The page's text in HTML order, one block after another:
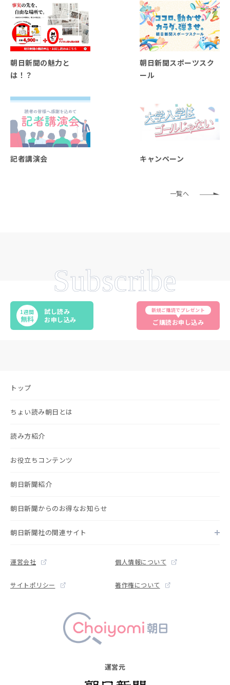
朝日新聞の魅力と
は！？
朝日新聞スポーツスク
ール
記者講演会 キャンペーン
一覧へ
Subscribe
1週間
無料
試し読み
お申し込み
新規ご購読でプレゼント
ご購読お申し込み
運営元
トップ
ちょい読み朝日とは
読み方紹介
お役立ちコンテンツ
朝日新聞紹介
朝日新聞からのお得なお知らせ
朝日新聞社の関連サイト
運営会社 個人情報について
サイトポリシー 著作権について